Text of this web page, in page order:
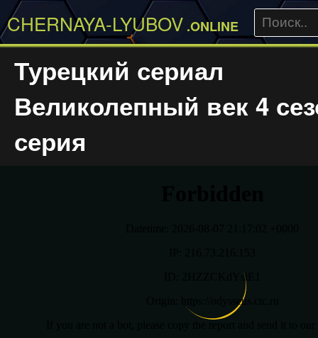
CHERNAYA-LYUBOV .ONLINE
Турецкий сериал
Великолепный век 4
серия